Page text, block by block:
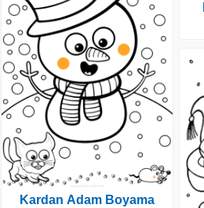
Kardan Adam Boyama